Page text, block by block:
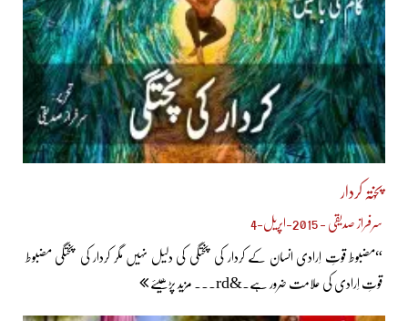
پُختہ کردار
سرفراز صدیقی - 2015-اپریل-4
“مضبوط قوتِ اِرادی انسان کے کردار کی پختگی کی دلیل نہیں مگر کردار کی پختگی مضبوط
قوتِ اِرادی کی علامت ضرور ہے۔&rd... مزید پڑھیئے